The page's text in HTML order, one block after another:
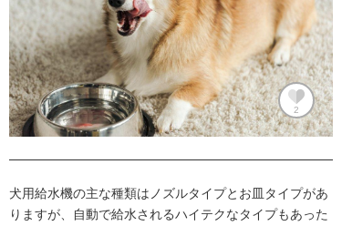
2
犬用給水機の主な種類はノズルタイプとお皿タイプがあ
りますが、自動で給水されるハイテクなタイプもあった